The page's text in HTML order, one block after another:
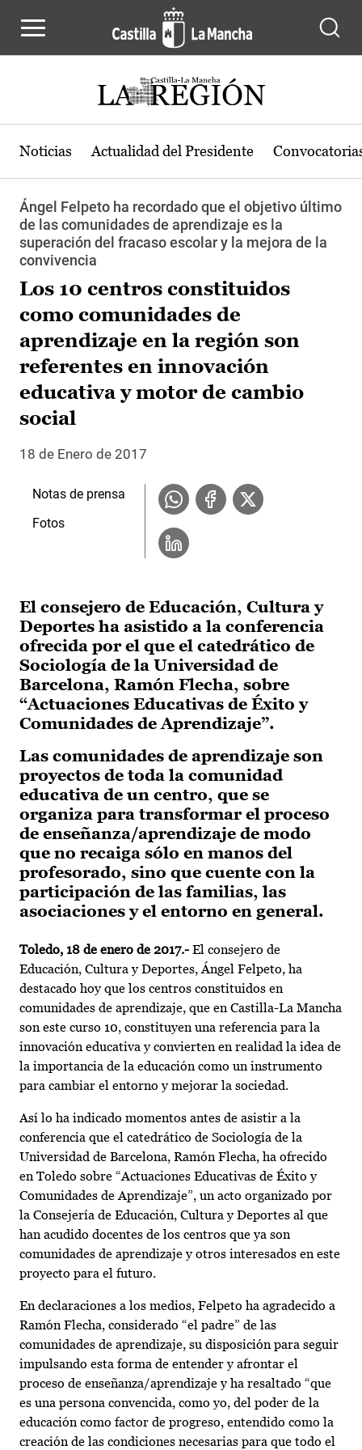
Noticias Actualidad del Presidente
Ángel Felpeto ha recordado que el objetivo último
de las comunidades de aprendizaje es la
superación del fracaso escolar y la mejora de la
convivencia
Los 10 centros constituidos
como comunidades de
aprendizaje en la región son
referentes en innovación
educativa y motor de cambio
social
18 de Enero de 2017
El consejero de Educación, Cultura y
Deportes ha asistido a la conferencia
ofrecida por el que el catedrático de
Sociología de la Universidad de
Barcelona, Ramón Flecha, sobre
“Actuaciones Educativas de Éxito y
Comunidades de Aprendizaje”.
Las comunidades de aprendizaje son
proyectos de toda la comunidad
educativa de un centro, que se
organiza para transformar el proceso
de enseñanza/aprendizaje de modo
que no recaiga sólo en manos del
profesorado, sino que cuente con la
participación de las familias, las
asociaciones y el entorno en general.
Toledo, 18 de enero de 2017.- El consejero de
Educación, Cultura y Deportes, Ángel Felpeto, ha
destacado hoy que los centros constituidos en
comunidades de aprendizaje, que en Castilla-La Mancha
son este curso 10, constituyen una referencia para la
innovación educativa y convierten en realidad la idea de
la importancia de la educación como un instrumento
para cambiar el entorno y mejorar la sociedad.
Así lo ha indicado momentos antes de asistir a la
conferencia que el catedrático de Sociología de la
Universidad de Barcelona, Ramón Flecha, ha ofrecido
en Toledo sobre “Actuaciones Educativas de Éxito y
Comunidades de Aprendizaje”, un acto organizado por
la Consejería de Educación, Cultura y Deportes al que
han acudido docentes de los centros que ya son
comunidades de aprendizaje y otros interesados en este
proyecto para el futuro.
En declaraciones a los medios, Felpeto ha agradecido a
Ramón Flecha, considerado “el padre” de las
comunidades de aprendizaje, su disposición para seguir
impulsando esta forma de entender y afrontar el
proceso de enseñanza/aprendizaje y ha resaltado “que
es una persona convencida, como yo, del poder de la
educación como factor de progreso, entendido como la
creación de las condiciones necesarias para que todo el
Notas de prensa
Fotos